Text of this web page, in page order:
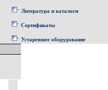
Литература и каталоги
Сертификаты
Устаревшее оборудование